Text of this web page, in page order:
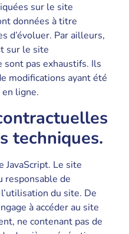
sur le site
données à titre
d’évoluer. Par ailleurs,
sur le site
sont pas exhaustifs. Ils
modifications ayant été
ligne.
techniques.
Le site
responsable de
du site. De
à accéder au site
ne contenant pas de